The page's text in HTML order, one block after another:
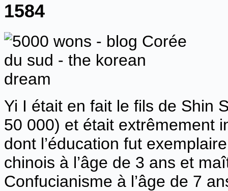
1584
Yi I était en fait le fils de Shin
50 000) et était extrêmement
dont l’éducation fut
chinois à l’âge de 3 ans et
Confucianisme à l’âge de 7